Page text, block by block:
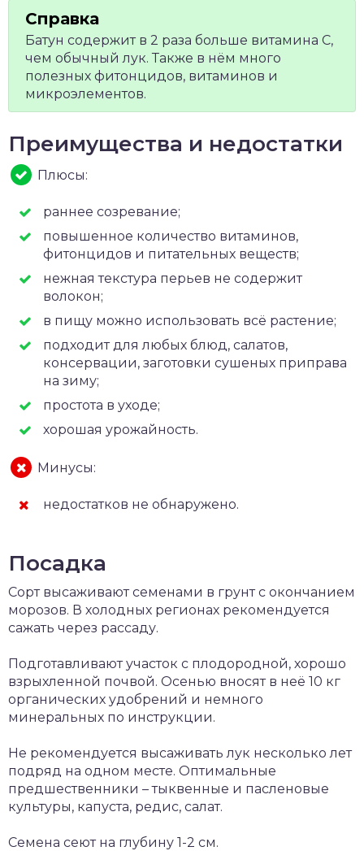
Батун содержит в 2 раза больше витамина C,
чем обычный лук. Также в нём много
полезных фитонцидов, витаминов и
микроэлементов.
Преимущества и недостатки
Плюсы:
раннее созревание;
повышенное количество витаминов,
фитонцидов и питательных веществ;
нежная текстура перьев не содержит
волокон;
в пищу можно использовать всё растение;
подходит для любых блюд, салатов,
консервации, заготовки сушеных приправа
на зиму;
простота в уходе;
хорошая урожайность.
Минусы:
недостатков не обнаружено.
Посадка
Сорт высаживают семенами в грунт с окончанием
морозов. В холодных регионах рекомендуется
сажать через рассаду.
Подготавливают участок с плодородной, хорошо
взрыхленной почвой. Осенью вносят в неё 10 кг
органических удобрений и немного
минеральных по инструкции.
Не рекомендуется высаживать лук несколько лет
подряд на одном месте. Оптимальные
предшественники – тыквенные и пасленовые
культуры, капуста, редис, салат.
Семена сеют на глубину 1-2 см.